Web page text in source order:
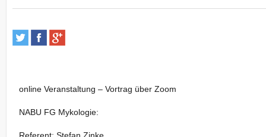
online Veranstaltung – Vortrag über Zoom
NABU FG Mykologie: